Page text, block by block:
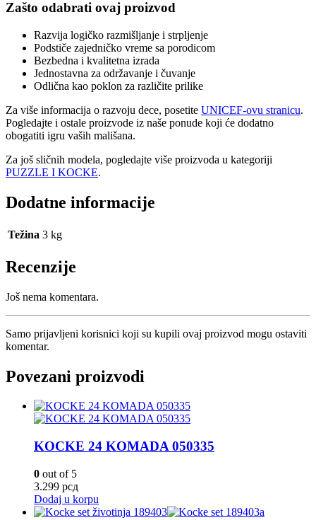
Zašto odabrati ovaj proizvod
Razvija logičko razmišljanje i strpljenje
Podstiče zajedničko vreme sa porodicom
Bezbedna i kvalitetna izrada
Jednostavna za održavanje i čuvanje
Odlična kao poklon za različite prilike
Za više informacija o razvoju dece, posetite UNICEF-ovu stranicu.
Pogledajte i ostale proizvode iz naše ponude koji će dodatno
obogatiti igru vaših mališana.
Za još sličnih modela, pogledajte više proizvoda u kategoriji
PUZZLE I KOCKE.
Dodatne informacije
Težina 3 kg
Recenzije
Još nema komentara.
Samo prijavljeni korisnici koji su kupili ovaj proizvod mogu ostaviti
komentar.
Povezani proizvodi
KOCKE 24 KOMADA 050335
0 out of 5
3.299 рсд
Dodaj u korpu